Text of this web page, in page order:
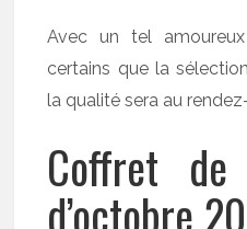
Avec un tel
certains que la
la qualité sera au
Coffret de
d’octobre